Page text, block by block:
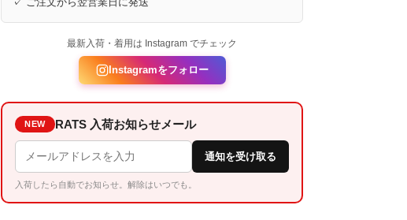
最新入荷・着用は Instagram でチェック
Instagramをフォロー
NEW RATS 入荷お知らせメール
通知を受け取る
入荷したら自動でお知らせ。解除はいつでも。